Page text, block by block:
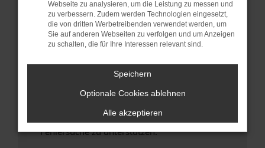
Veraltete Software birgt nicht nur ein
Sicherheitsrisiko, sondern kann auch dazu
führen, dass bestimmte Funktionen nicht mehr
unterstützt werden.
Wende dich an den Webseitenbetreiber.
Wenn du alle oben genannten Schritte versucht
hast, kontaktiere uns bitte. Wir werden
uns diesen Text schicken, um uns bei der
Fehlersuche zu unterstützen:
Webseite zu analysieren, um die Leistung zu messen und
zu verbessern. Zudem werden Technologien eingesetzt,
die von dritten Werbetreibenden verwendet werden, um
Sie auf anderen Webseiten zu verfolgen und um Anzeigen
zu schalten, die für Ihre Interessen relevant sind.
Speichern
Optionale Cookies ablehnen
Alle akzeptieren